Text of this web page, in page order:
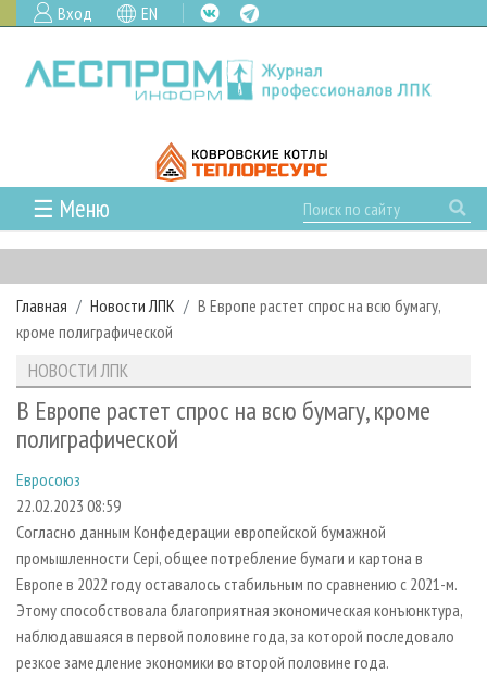
Вход EN
☰ Меню
ГЛАВНАЯ
РУБРИКИ И ТЕМЫ
РУБРИКИ ЖУРНАЛА
ЛЕСОЗАГОТОВКА
ЛЕСОПИЛЕНИЕ
СУШКА ДРЕВЕСИНЫ
ПРОИЗВОДСТВО ДРЕВЕСНЫХ ПЛИТ
ДЕРЕВЯННОЕ ДОМОСТРОЕНИЕ
ПРОИЗВОДСТВО МЕБЕЛИ
БИОЭНЕРГЕТИКА
НОВОСТИ
НОВОСТИ ЛПК
НОВОСТИ ЖУРНАЛА
ПРОЕКТЫ ЛПИ
АНАЛИТИКА
ПРЕДПРИЯТИЯ ЛПК
ПЕРСОНЫ
МОБИЛЬНЫЕ ВЫСТАВКИ
ОФИЦИАЛЬНЫЕ ДЕЛЕГАЦИИ
ПРИОРИТЕТНЫЕ ИНВЕСТПРОЕКТЫ
RUSSIAN FORESTRY REVIEW
АРХИВ
АРХИВ ЖУРНАЛОВ
О ЖУРНАЛЕ
КОНТАКТЫ
РЕКЛАМОДАТЕЛЯМ
РЕКЛАМА
РЕКЛАМА НА САЙТЕ
Главная Новости ЛПК
В Европе растет спрос на всю бумагу,
кроме полиграфической
НОВОСТИ ЛПК
В Европе растет спрос на всю бумагу, кроме
полиграфической
Евросоюз
22.02.2023 08:59
Согласно данным Конфедерации европейской бумажной
промышленности Cepi, общее потребление бумаги и картона в
Европе в 2022 году оставалось стабильным по сравнению с 2021-м.
Этому способствовала благоприятная экономическая конъюнктура,
наблюдавшаяся в первой половине года, за которой последовало
резкое замедление экономики во второй половине года.